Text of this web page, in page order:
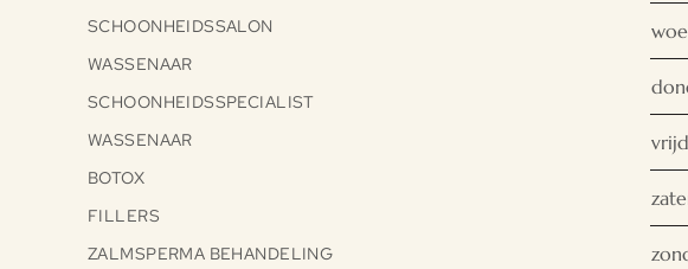
SCHOONHEIDSSALON
WASSENAAR
SCHOONHEIDSSPECIALIST
WASSENAAR
BOTOX
FILLERS
ZALMSPERMA BEHANDELING